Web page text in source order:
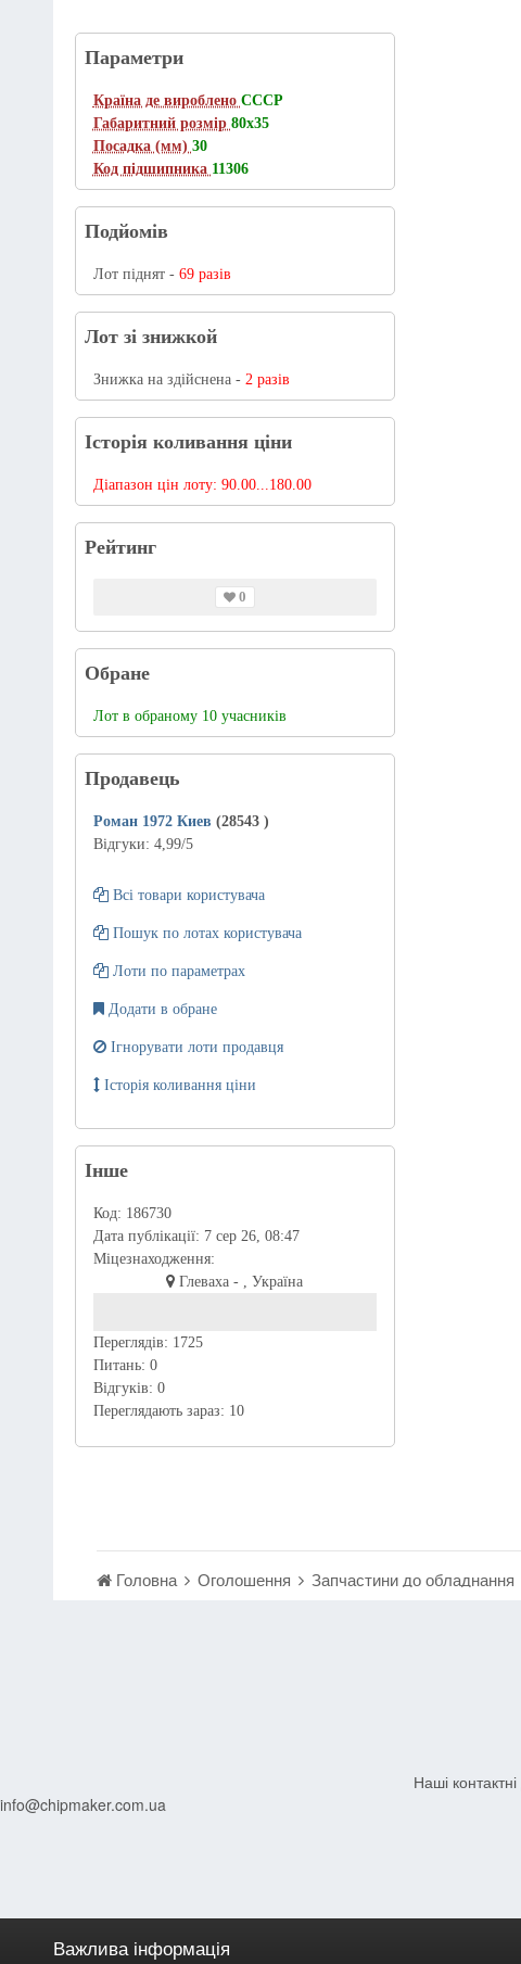
Параметри
Країна де вироблено СССР
Габаритний розмір 80х35
Посадка (мм) 30
Код підшипника 11306
Подйомів
Лот піднят - 69 разів
Лот зі знижкой
Знижка на здійснена - 2 разів
Історія коливання ціни
Діапазон цін лоту: 90.00...180.00
Рейтинг
0
Обране
Лот в обраному 10 учасників
Продавець
Роман 1972 Киев (28543 )
Відгуки: 4,99/5
Всі товари користувача
Пошук по лотах користувача
Лоти по параметрах
Додати в обране
Ігнорувати лоти продавця
Історія коливання ціни
Інше
Код: 186730
Дата публікації: 7 сер 26, 08:47
Міцезнаходження:
Глеваха - , Україна
Переглядів: 1725
Питань: 0
Відгуків: 0
Переглядають зараз: 10
Головна Оголошення Запчастини до обладнання
Важлива інформація
Наші
info@chipmaker.com.ua